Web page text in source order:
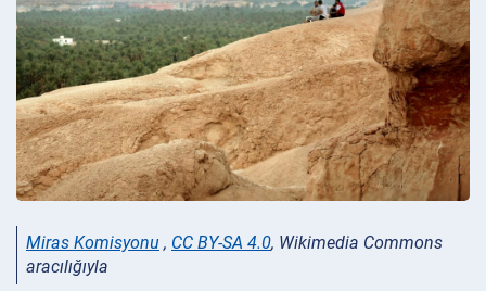
Miras Komisyonu , CC BY-SA 4.0, Wikimedia Commons
aracılığıyla